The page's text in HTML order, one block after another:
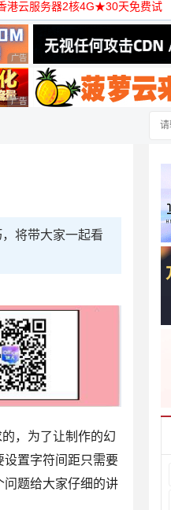
云服务器2核4G★30天免费试
广告 商业广告，理性选择
广告 商业广告，理性选择
将带大家一起看
，为了让制作的幻
设置字符间距只需要
问题给大家仔细的讲